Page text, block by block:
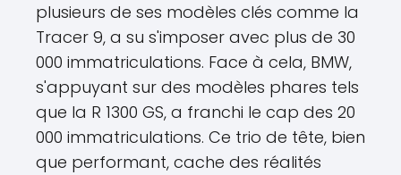
plusieurs de ses modèles clés comme la
Tracer 9, a su s'imposer avec plus de 30
000 immatriculations. Face à cela, BMW,
s'appuyant sur des modèles phares tels
que la R 1300 GS, a franchi le cap des 20
000 immatriculations. Ce trio de tête, bien
que performant, cache des réalités